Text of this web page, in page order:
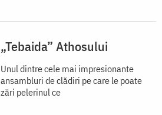
„Tebaida” Athosului
Unul dintre cele mai impresionante
ansambluri de clădiri pe care le poate
zări pelerinul ce